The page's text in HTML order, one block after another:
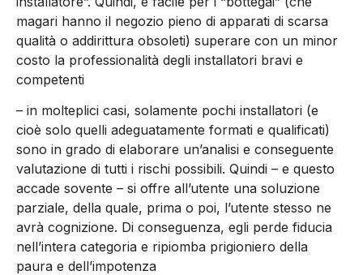
magari hanno il negozio pieno di apparati di scarsa
qualità o addirittura obsoleti) superare con un minor
costo la professionalità degli installatori bravi e
competenti
– in molteplici casi, solamente pochi installatori (e
cioè solo quelli adeguatamente formati e qualificati)
sono in grado di elaborare un’analisi e conseguente
valutazione di tutti i rischi possibili. Quindi – e questo
accade sovente – si offre all’utente una soluzione
parziale, della quale, prima o poi, l’utente stesso ne
avrà cognizione. Di conseguenza, egli perde fiducia
nell’intera categoria e ripiomba prigioniero della
paura e dell’impotenza